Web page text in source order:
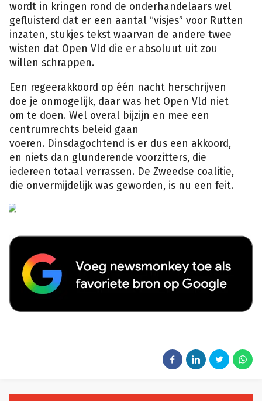
wordt in kringen rond de onderhandelaars wel
gefluisterd dat er een aantal “visjes” voor Rutten
inzaten, stukjes tekst waarvan de andere twee
wisten dat Open Vld die er absoluut uit zou
willen schrappen.
Een regeerakkoord op één nacht herschrijven
doe je onmogelijk, daar was het Open Vld niet
om te doen. Wel overal bijzijn en mee een
centrumrechts beleid gaan
voeren. Dinsdagochtend is er dus een akkoord,
en niets dan glunderende voorzitters, die
iedereen totaal verrassen. De Zweedse coalitie,
die onvermijdelijk was geworden, is nu een feit.
wikipedia